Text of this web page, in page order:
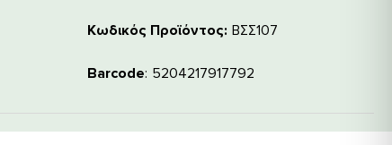
Κωδικός Προϊόντος: ΒΣΣ107
Barcode 5204217917792